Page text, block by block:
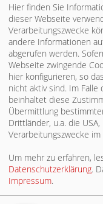
Azubi
Impressum
Hier finden Sie
dieser Webseite
Verarbeitungszwecke
andere Informationen
abgerufen werden.
Webseite zwingende
hier konfigurieren, so
nicht aktiv sind. Im
beinhaltet diese
Übermittlung
Drittländer, u.a. die
Verarbeitungszwecke
Um mehr zu erfahren,
Datenschutzerklärung.
Impressum.